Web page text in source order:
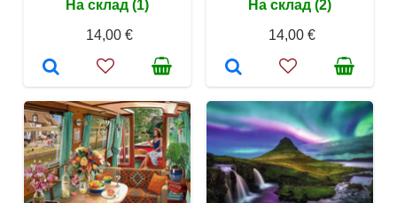
На склад (1)
14,00 €
На склад (2)
14,00 €